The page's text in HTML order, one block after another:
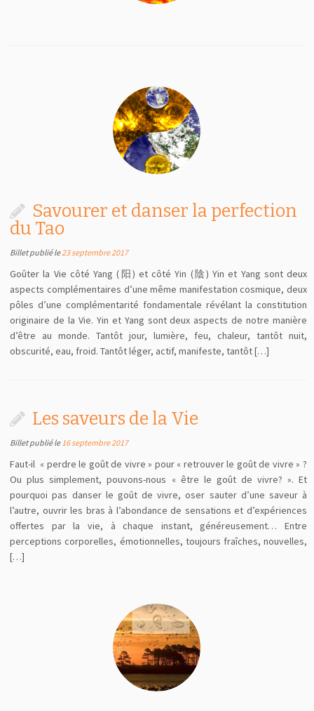
Savourer et danser la perfection
du Tao
Billet publié le23 septembre 2017
Goûter la Vie côté Yang (阳) et côté Yin (陰) Yin et Yang sont deux
aspects complémentaires d’une même manifestation cosmique, deux
pôles d’une complémentarité fondamentale révélant la constitution
originaire de la Vie. Yin et Yang sont deux aspects de notre manière
d’être au monde. Tantôt jour, lumière, feu, chaleur, tantôt nuit,
obscurité, eau, froid. Tantôt léger, actif, manifeste, tantôt […]
Les saveurs de la Vie
Billet publié le16 septembre 2017
Faut-il « perdre le goût de vivre » pour « retrouver le goût de vivre » ?
Ou plus simplement, pouvons-nous « être le goût de vivre? ». Et
pourquoi pas danser le goût de vivre, oser sauter d’une saveur à
l’autre, ouvrir les bras à l’abondance de sensations et d’expériences
offertes par la vie, à chaque instant, généreusement… Entre
perceptions corporelles, émotionnelles, toujours fraîches, nouvelles,
[…]